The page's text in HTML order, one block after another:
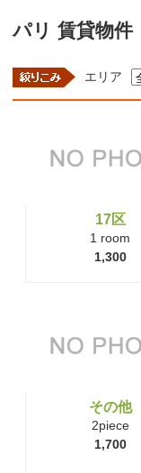
パリ 賃貸物件
エリア
17区
1 room
1,300
その他
2piece
1,700